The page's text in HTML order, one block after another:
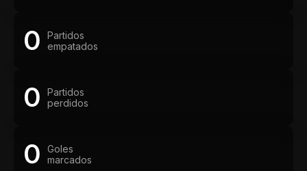
0
Partidos
empatados
0
Partidos
perdidos
0
Goles
marcados